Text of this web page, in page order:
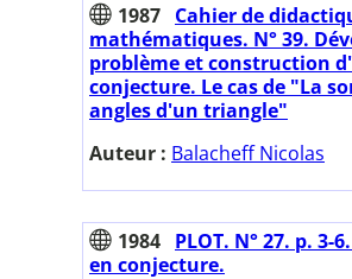
1987 Cahier de
mathématiques. N° 39.
problème et construction
conjecture. Le cas de "La
angles d'un triangle"
Auteur : Balacheff Nicolas
1984 PLOT. N° 27. p. 3-
en conjecture.